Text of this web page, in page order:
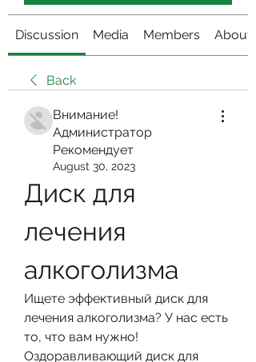
Discussion Media Members About
Back
Внимание!
Администратор
Рекомендует
August 30, 2023
Диск для
лечения
алкоголизма
Ищете эффективный диск для
лечения алкоголизма? У нас есть
то, что вам нужно!
Оздоравливающий диск для